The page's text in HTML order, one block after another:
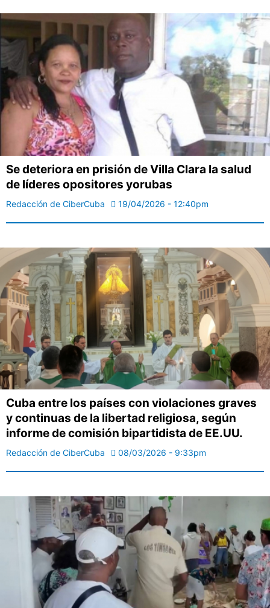
Se deteriora en prisión de Villa Clara la salud
de líderes opositores yorubas
Redacción de CiberCuba 19/04/2026 - 12:40pm
Cuba entre los países con violaciones graves
y continuas de la libertad religiosa, según
informe de comisión bipartidista de EE.UU.
Redacción de CiberCuba 08/03/2026 - 9:33pm